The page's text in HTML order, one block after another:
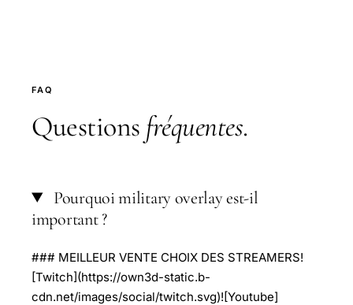
FAQ
Questions fréquentes.
Pourquoi military overlay est-il
important ?
### MEILLEUR VENTE CHOIX DES STREAMERS!
[Twitch](https://own3d-static.b-
cdn.net/images/social/twitch.svg)![Youtube]